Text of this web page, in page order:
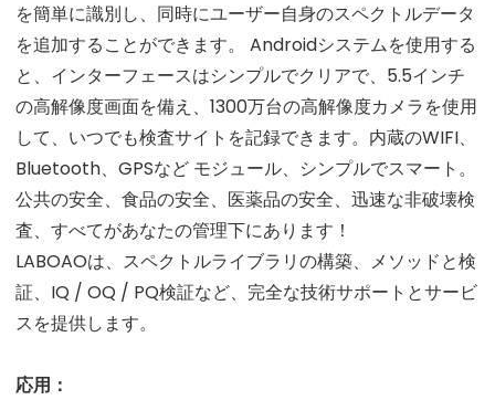
を簡単に識別し、同時にユーザー自身のスペクトルデータ
を追加することができます。 Androidシステムを使用する
と、インターフェースはシンプルでクリアで、5.5インチ
の高解像度画面を備え、1300万台の高解像度カメラを使用
して、いつでも検査サイトを記録できます。内蔵のWIFI、
Bluetooth、GPSなど モジュール、シンプルでスマート。
公共の安全、食品の安全、医薬品の安全、迅速な非破壊検
査、すべてがあなたの管理下にあります！
LABOAOは、スペクトルライブラリの構築、メソッドと検
証、IQ / OQ / PQ検証など、完全な技術サポートとサービ
スを提供します。
応用：